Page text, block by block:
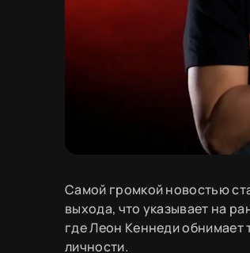
Самой громкой новостью
выхода, что указывает на
где Леон Кеннеди
личности.